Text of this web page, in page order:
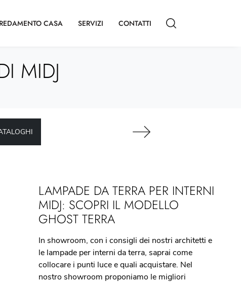
CASA SERVIZI CONTATTI
MIDJ
LAMPADE DA TERRA PER INTERNI
MIDJ: SCOPRI IL MODELLO
GHOST TERRA
In showroom, con i consigli dei nostri architetti e
le lampade per interni da terra, saprai come
collocare i punti luce e quali acquistare. Nel
nostro showroom proponiamo le migliori